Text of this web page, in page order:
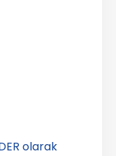
olarak